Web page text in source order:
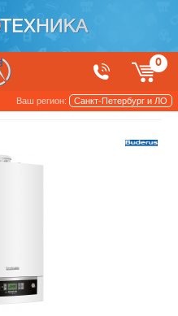
0
Ваш регион: Санкт-Петербург и ЛО